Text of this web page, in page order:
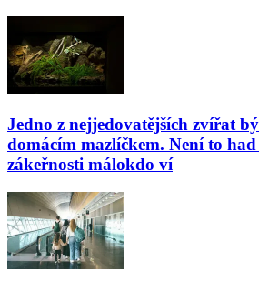
Jedno z nejjedovatějších zvířat
domácím mazlíčkem. Není to
zákeřnosti málokdo ví